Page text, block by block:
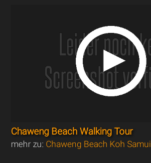
Chaweng Beach Walking Tour
mehr zu: Chaweng Beach Koh Samui